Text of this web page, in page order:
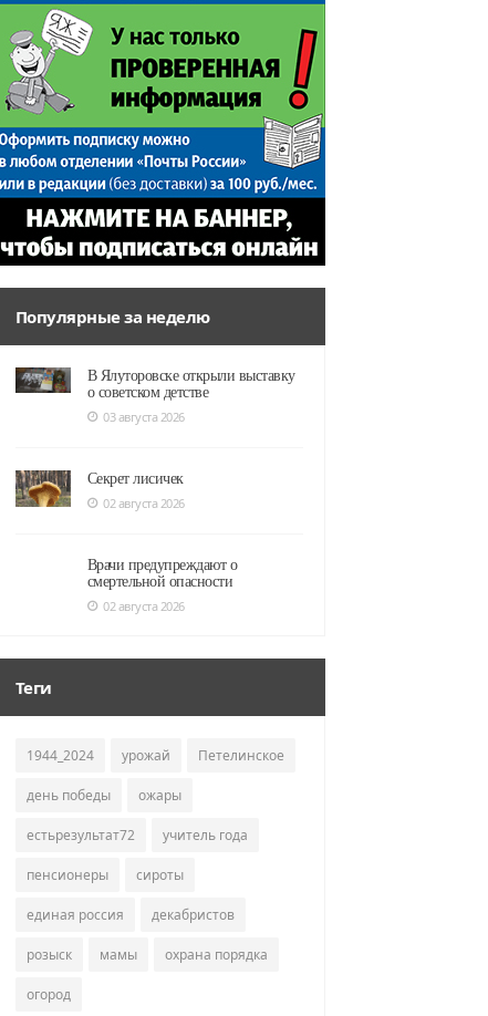
Популярные за неделю
В Ялуторовске открыли выставку
о советском детстве
03 августа 2026
Секрет лисичек
02 августа 2026
Врачи предупреждают о
смертельной опасности
02 августа 2026
Теги
1944_2024 урожай Петелинское
день победы ожары
естьрезультат72 учитель года
пенсионеры сироты
единая россия декабристов
розыск мамы охрана порядка
огород